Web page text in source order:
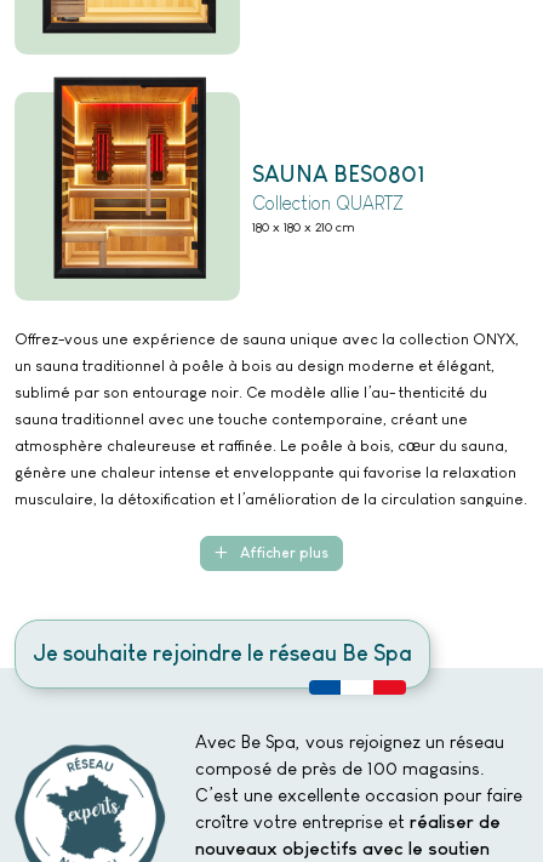
SAUNA BES0801
Collection QUARTZ
180 x 180 x 210 cm
Offrez-vous une expérience de sauna unique avec la collection ONYX,
un sauna traditionnel à poêle à bois au design moderne et élégant,
sublimé par son entourage noir. Ce modèle allie l’au- thenticité du
sauna traditionnel avec une touche contemporaine, créant une
atmosphère chaleureuse et raffinée. Le poêle à bois, cœur du sauna,
génère une chaleur intense et enveloppante qui favorise la relaxation
musculaire, la détoxification et l’amélioration de la circulation sanguine.
tout en préservant l’authenticité du rituel scandinave.
l’âme du sauna traditionnel.
Afficher plus
Je souhaite rejoindre le réseau Be Spa
Avec Be Spa, vous rejoignez un réseau
composé de près de 100 magasins.
C’est une excellente occasion pour faire
croître votre entreprise etréaliser de
nouveaux objectifs avec le soutien